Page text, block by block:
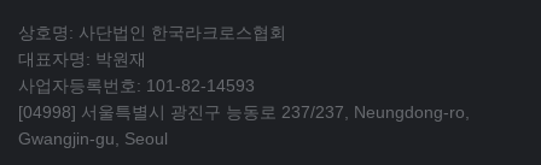
상호명: 사단법인 한국라크로스협회
대표자명: 박원재
사업자등록번호: 101-82-14593
[04998] 서울특별시 광진구 능동로 237/237, Neungdong-ro,
Gwangjin-gu, Seoul